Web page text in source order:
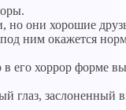
но они хорошие
ним окажется
его хоррор форме
глаз, заслоненный